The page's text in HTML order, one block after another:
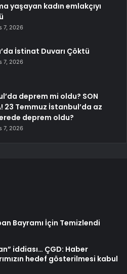
yaşayan kadın emlakçıyı
7, 2026
İstinat Duvarı Çöktü
7, 2026
deprem mi oldu? SON
23 Temmuz İstanbul’da az
deprem oldu?
7, 2026
Bayramı İçin Temizlendi
iddiası… ÇGD: Haber
hedef gösterilmesi kabul